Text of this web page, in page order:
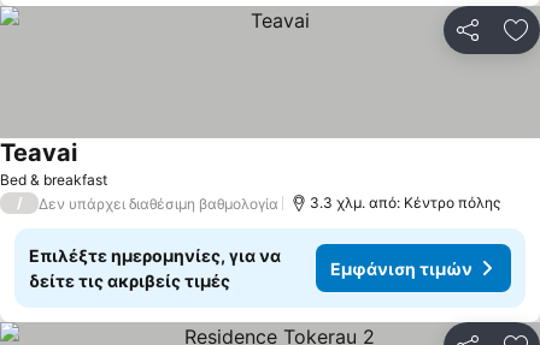
Bed & breakfast
TeavaiΕμφάνιση τιμών
/ Δεν υπάρχει διαθέσιμη βαθμολογία 3.3 χλμ. από: Κέντρο πόλης
Επιλέξτε ημερομηνίες, για να
δείτε τις ακριβείς τιμές
Εμφάνιση τιμών